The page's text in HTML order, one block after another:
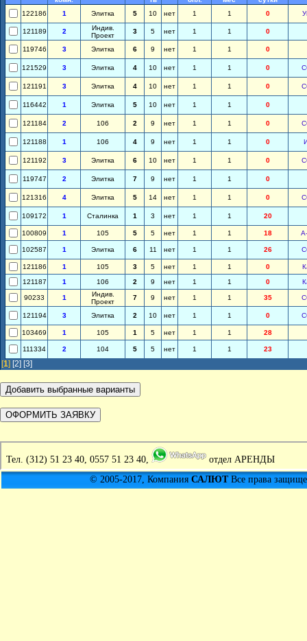
122186 1 Элитка 5 10 нет 1 1 0
121189 2
Индив.
Проект
3 5 нет 1 1 0
119746 3 Элитка 6 9 нет 1 1 0
121529 3 Элитка 4 10 нет 1 1 0
121191 3 Элитка 4 10 нет 1 1 0
116442 1 Элитка 5 10 нет 1 1 0
121184 2 106 2 9 нет 1 1 0
121188 1 106 4 9 нет 1 1 0
121192 3 Элитка 6 10 нет 1 1 0
119747 2 Элитка 7 9 нет 1 1 0
121316 4 Элитка 5 14 нет 1 1 0
109172 1 Сталинка 1 3 нет 1 1 20
100809 1 105 5 5 нет 1 1 18
102587 1 Элитка 6 11 нет 1 1 26
121186 1 105 3 5 нет 1 1 0
121187
1 106 2 9 нет 1 1 0
90233 1
Индив.
Проект
7 9 нет 1 1 35
121194 3 Элитка 2 10 нет 1 1 0
103469 1 105 1 5 нет 1 1 28
111334 2 104 5 5 нет 1 1 23
[1] [2] [3]
Тел. (312) 51 23 40, 0557 51 23 40,
отдел АРЕНДЫ
© 2005-2017, Компания САЛЮТВсе права